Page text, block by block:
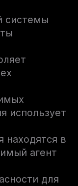
системы
использует
находятся в
агент
для